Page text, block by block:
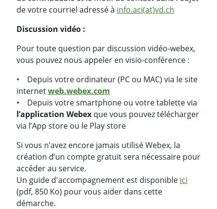
de votre courriel adressé à info.aci(at)vd.ch
Discussion vidéo :
Pour toute question par discussion vidéo-webex,
vous pouvez nous appeler en visio-conférence :
• Depuis votre ordinateur (PC ou MAC) via le site
internetweb.webex.com
• Depuis votre smartphone ou votre tablette via
l’application Webex que vous pouvez télécharger
via l’App store ou le Play store
Si vous n’avez encore jamais utilisé Webex, la
création d’un compte gratuit sera nécessaire pour
accéder au service.
Un guide d'accompagnement est disponible ici
(pdf, 850 Ko) pour vous aider dans cette
démarche.